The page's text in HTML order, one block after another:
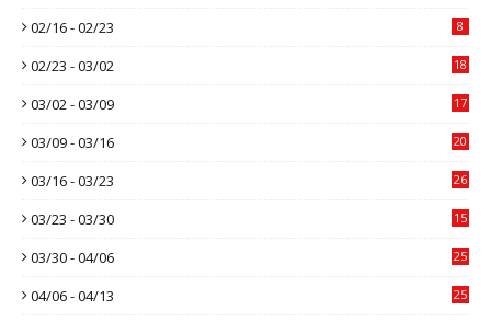
02/16 - 02/23 8
02/23 - 03/02 18
03/02 - 03/09 17
03/09 - 03/16 20
03/16 - 03/23 26
03/23 - 03/30 15
03/30 - 04/06 25
04/06 - 04/13 25